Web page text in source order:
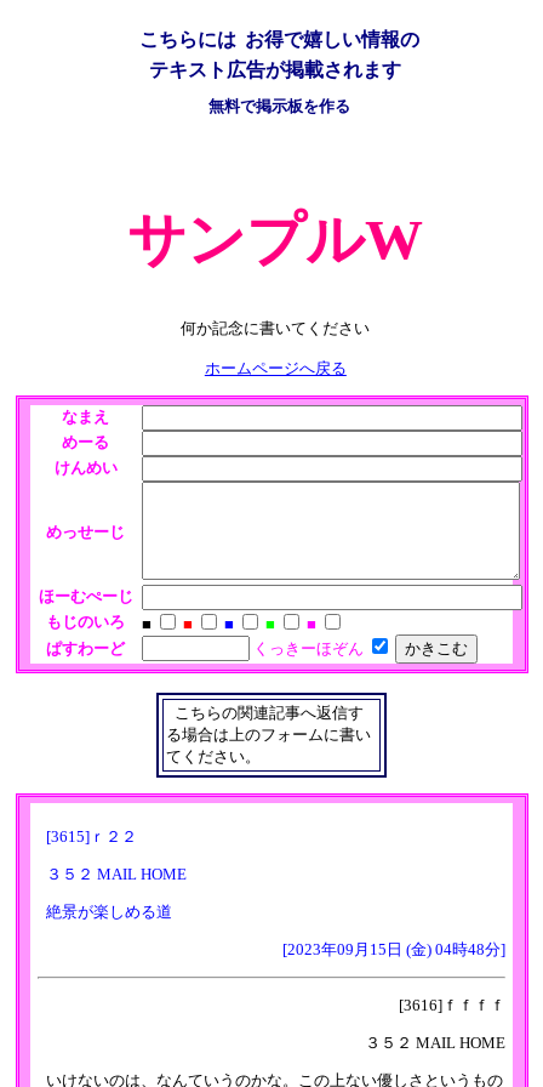
こちらには お得で嬉しい情報の
テキスト広告が掲載されます
無料で掲示板を作る
サンプルW
何か記念に書いてください
ホームページへ戻る
なまえ
めーる
けんめい
めっせーじ
ほーむぺーじ
もじのいろ
■ ■ ■ ■
■
ぱすわーど
くっきーほぞん
こちらの関連記事へ返信す
る場合は上のフォームに書い
てください。
[3615]ｒ２２
３５２ MAIL HOME
絶景が楽しめる道
[2023年09月15日 (金) 04時48分]
[3616]ｆｆｆｆ
３５２ MAIL HOME
いけないのは、なんていうのかな。この上ない優しさというもの